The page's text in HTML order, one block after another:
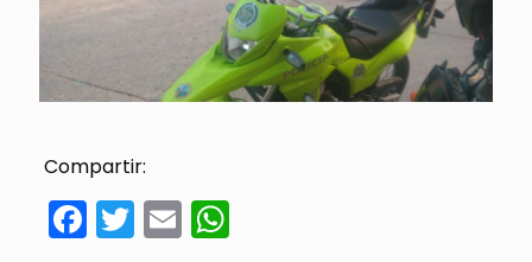
Compartir:
Facebook
Twitter
EmailWhatsApp